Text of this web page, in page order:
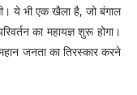
ये भी एक खैला है, जो बंगाल
का महायज्ञ शुरू होगा।
जनता का तिरस्कार करने